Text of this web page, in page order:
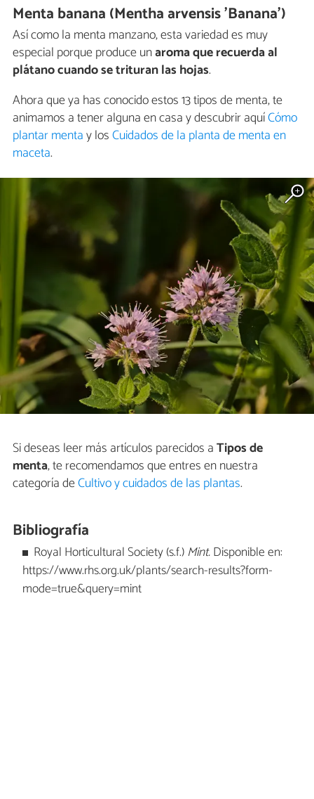
Menta banana (Mentha arvensis 'Banana')
Así como la menta manzano, esta variedad es muy
especial porque produce unaroma que recuerda al
plátano cuando se trituran las hojas.
Ahora que ya has conocido estos 13 tipos de menta, te
animamos a tener alguna en casa y descubrir aquíCómo
plantar mentay losCuidados de la planta de menta en
maceta.
Si deseas leer más artículos parecidos aTipos de
menta, te recomendamos que entres en nuestra
categoría deCultivo y cuidados de las plantas.
Bibliografía
Royal Horticultural Society (s.f.)Mint.Disponible en:
https://www.rhs.org.uk/plants/search-results?form-
mode=true&query=mint